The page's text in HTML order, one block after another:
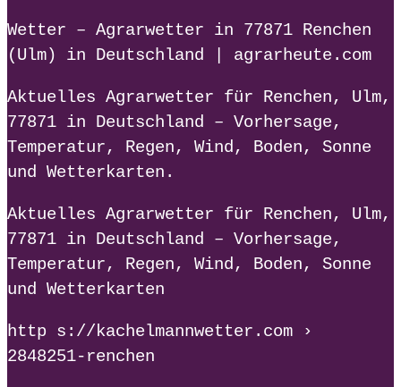
Wetter – Agrarwetter in 77871 Renchen
(Ulm) in Deutschland | agrarheute.com
Aktuelles Agrarwetter für Renchen, Ulm,
77871 in Deutschland – Vorhersage,
Temperatur, Regen, Wind, Boden, Sonne
und Wetterkarten.
Aktuelles Agrarwetter für Renchen, Ulm,
77871 in Deutschland – Vorhersage,
Temperatur, Regen, Wind, Boden, Sonne
und Wetterkarten
http s://kachelmannwetter.com ›
2848251-renchen